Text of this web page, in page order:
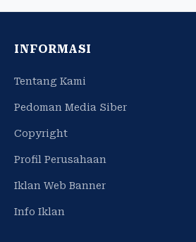
INFORMASI
Tentang Kami
Pedoman Media Siber
Copyright
Profil Perusahaan
Iklan Web Banner
Info Iklan